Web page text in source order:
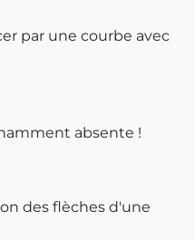
par une courbe avec
absente !
des flèches d'une